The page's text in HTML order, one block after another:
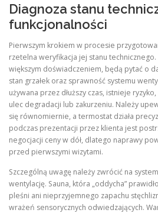
Diagnoza stanu
funkcjonalności
Pierwszym krokiem w procesie
rzetelna weryfikacja jej stanu technicznego.
większym doświadczeniem, będą pytać o
stan grzałek oraz sprawność systemu
używana przez dłuższy czas, istnieje
ulec degradacji lub zakurzeniu. Należy
się równomiernie, a termostat działa
podczas prezentacji przez klienta jest
negocjacji ceny w dół, dlatego naprawy
przed pierwszymi wizytami.
Szczególną uwagę należy zwrócić na
wentylację. Sauna, która „oddycha”
pleśni ani nieprzyjemnego zapachu
wrażeń sensorycznych odwiedzających.